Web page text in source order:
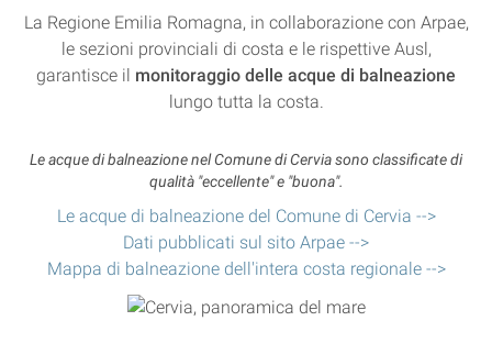
La Regione Emilia Romagna, in collaborazione con Arpae,
le sezioni provinciali di costa e le rispettive Ausl,
garantisce il monitoraggio delle acque di balneazione
lungo tutta la costa.
Le acque di balneazione nel Comune di Cervia sono classificate di
qualità "eccellente" e "buona".
Le acque di balneazione del Comune di Cervia -->
Dati pubblicati sul sito Arpae -->
Mappa di balneazione dell'intera costa regionale -->